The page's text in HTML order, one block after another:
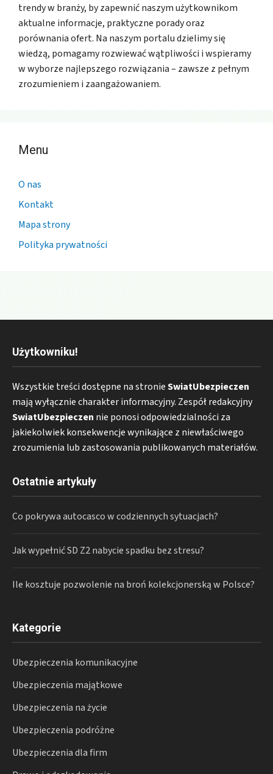
trendy w branży, by zapewnić naszym użytkownikom
aktualne informacje, praktyczne porady oraz
porównania ofert. Na naszym portalu dzielimy się
wiedzą, pomagamy rozwiewać wątpliwości i wspieramy
w wyborze najlepszego rozwiązania – zawsze z pełnym
zrozumieniem i zaangażowaniem.
Menu
O nas
Kontakt
Mapa strony
Polityka prywatności
Użytkowniku!
Wszystkie treści dostępne na stronieSwiatUbezpieczen
mają wyłącznie charakter informacyjny. Zespół redakcyjny
SwiatUbezpieczen nie ponosi odpowiedzialności za
jakiekolwiek konsekwencje wynikające z niewłaściwego
zrozumienia lub zastosowania publikowanych materiałów.
Ostatnie artykuły
Co pokrywa autocasco w codziennych sytuacjach?
Jak wypełnić SD Z2 nabycie spadku bez stresu?
Ile kosztuje pozwolenie na broń kolekcjonerską w Polsce?
Kategorie
Ubezpieczenia komunikacyjne
Ubezpieczenia majątkowe
Ubezpieczenia na życie
Ubezpieczenia podróżne
Ubezpieczenia dla firm